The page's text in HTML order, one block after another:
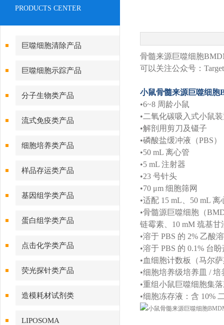
PRODUCTS CENTER
巨噬细胞清除产品
巨噬细胞示踪产品
分子生物类产品
流式免疫类产品
细胞培养类产品
样品存运类产品
基因组学类产品
蛋白组学类产品
点击化学类产品
荧光探针类产品
造模耗材试剂类
LIPOSOMA
骨髓来源巨噬细胞
可以关注公众号：
小鼠骨髓来源巨噬细胞
•6~8 周龄小鼠
•二氧化碳吸入式小鼠
•解剖用剪刀及镊子
•磷酸盐缓冲液（PBS）
•50 mL 离心管
•5 mL 注射器
•23 号针头
•70 μm 细胞筛网
•适配 15 mL、50 mL
•骨髓源巨噬细胞（
链霉素、10 mM 巯基甘
•溶于 PBS 的 2% 乙酸
•溶于 PBS 的 0.1% 台
•血细胞计数板（马尔
•细胞培养级培养皿 / 培
•重组小鼠巨噬细胞集
•细胞冻存液：含 10%